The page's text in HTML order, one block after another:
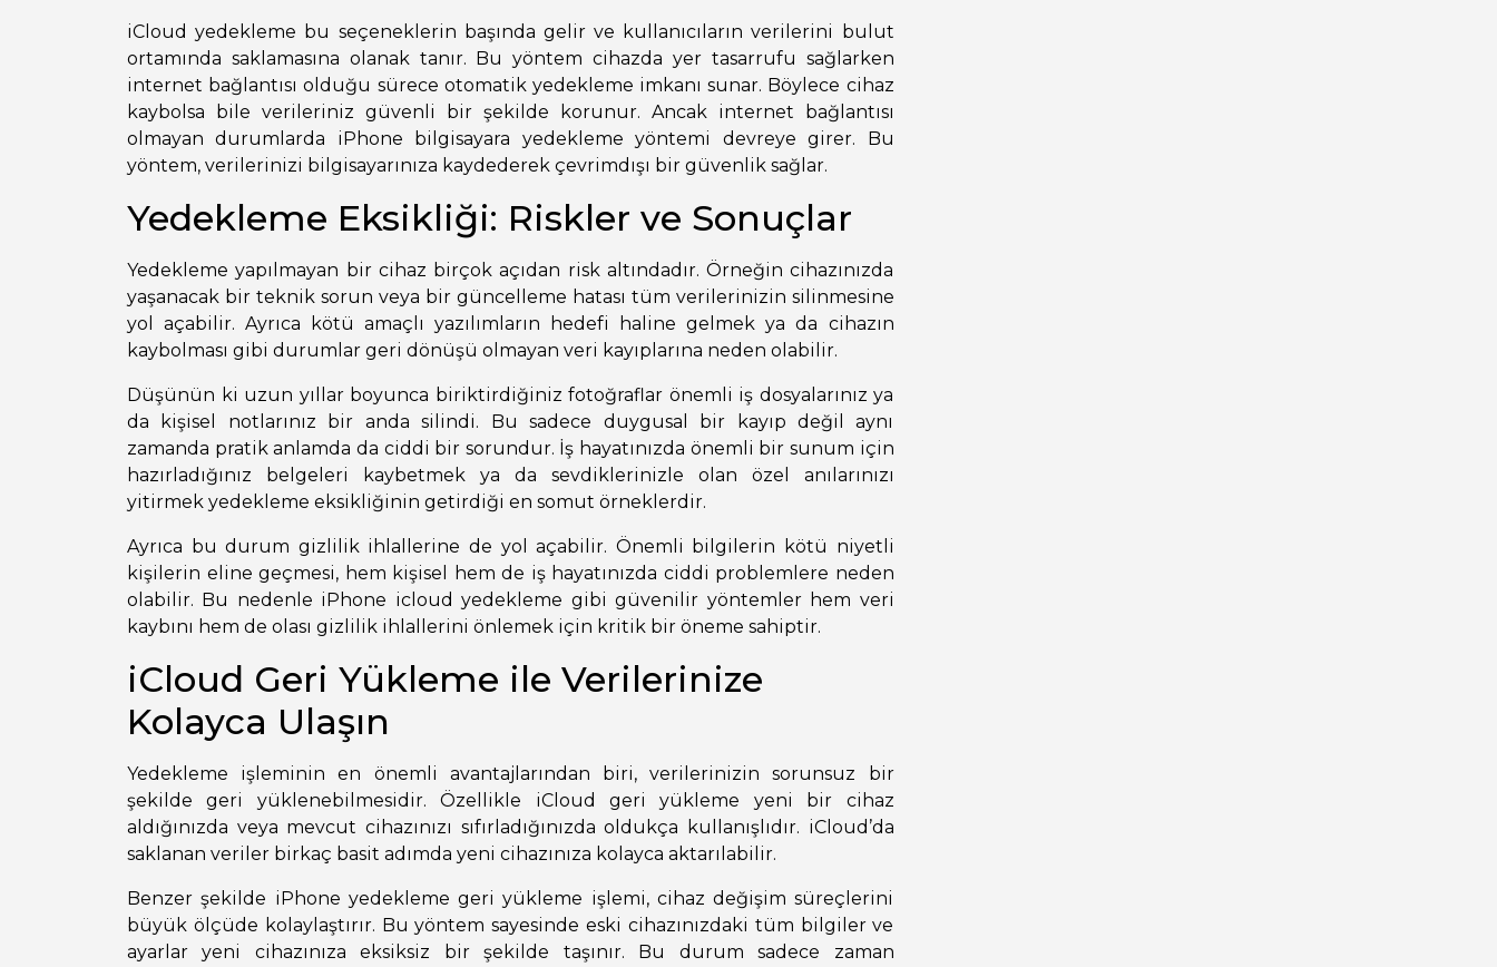
iCloud yedekleme bu seçeneklerin başında gelir ve kullanıcıların verilerini bulut
ortamında saklamasına olanak tanır. Bu yöntem cihazda yer tasarrufu sağlarken
internet bağlantısı olduğu sürece otomatik yedekleme imkanı sunar. Böylece cihaz
kaybolsa bile verileriniz güvenli bir şekilde korunur. Ancak internet bağlantısı
olmayan durumlarda iPhone bilgisayara yedekleme yöntemi devreye girer. Bu
yöntem, verilerinizi bilgisayarınıza kaydederek çevrimdışı bir güvenlik sağlar.
Yedekleme Eksikliği: Riskler ve Sonuçlar
Yedekleme yapılmayan bir cihaz birçok açıdan risk altındadır. Örneğin cihazınızda
yaşanacak bir teknik sorun veya bir güncelleme hatası tüm verilerinizin silinmesine
yol açabilir. Ayrıca kötü amaçlı yazılımların hedefi haline gelmek ya da cihazın
kaybolması gibi durumlar geri dönüşü olmayan veri kayıplarına neden olabilir.
Düşünün ki uzun yıllar boyunca biriktirdiğiniz fotoğraflar önemli iş dosyalarınız ya
da kişisel notlarınız bir anda silindi. Bu sadece duygusal bir kayıp değil aynı
zamanda pratik anlamda da ciddi bir sorundur. İş hayatınızda önemli bir sunum için
hazırladığınız belgeleri kaybetmek ya da sevdiklerinizle olan özel anılarınızı
yitirmek yedekleme eksikliğinin getirdiği en somut örneklerdir.
Ayrıca bu durum gizlilik ihlallerine de yol açabilir. Önemli bilgilerin kötü niyetli
kişilerin eline geçmesi, hem kişisel hem de iş hayatınızda ciddi problemlere neden
olabilir. Bu nedenle iPhone icloud yedekleme gibi güvenilir yöntemler hem veri
kaybını hem de olası gizlilik ihlallerini önlemek için kritik bir öneme sahiptir.
iCloud Geri Yükleme ile Verilerinize
Kolayca Ulaşın
Yedekleme işleminin en önemli avantajlarından biri, verilerinizin sorunsuz bir
şekilde geri yüklenebilmesidir. Özellikle iCloud geri yükleme yeni bir cihaz
aldığınızda veya mevcut cihazınızı sıfırladığınızda oldukça kullanışlıdır. iCloud’da
saklanan veriler birkaç basit adımda yeni cihazınıza kolayca aktarılabilir.
Benzer şekilde iPhone yedekleme geri yükleme işlemi, cihaz değişim süreçlerini
büyük ölçüde kolaylaştırır. Bu yöntem sayesinde eski cihazınızdaki tüm bilgiler ve
ayarlar yeni cihazınıza eksiksiz bir şekilde taşınır. Bu durum sadece zaman